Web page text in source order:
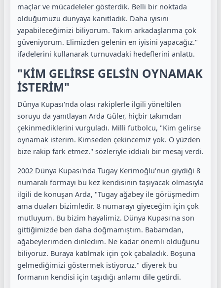
maçlar ve mücadeleler gösterdik. Belli bir noktada
olduğumuzu dünyaya kanıtladık. Daha iyisini
yapabileceğimizi biliyorum. Takım arkadaşlarıma çok
güveniyorum. Elimizden gelenin en iyisini yapacağız."
ifadelerini kullanarak turnuvadaki hedeflerini anlattı.
"KİM GELİRSE GELSİN OYNAMAK
İSTERİM"
Dünya Kupası'nda olası rakiplerle ilgili yöneltilen
soruyu da yanıtlayan Arda Güler, hiçbir takımdan
çekinmediklerini vurguladı. Milli futbolcu, "Kim gelirse
oynamak isterim. Kimseden çekincemiz yok. O yüzden
bize rakip fark etmez." sözleriyle iddialı bir mesaj verdi.
2002 Dünya Kupası'nda Tugay Kerimoğlu'nun giydiği 8
numaralı formayı bu kez kendisinin taşıyacak olmasıyla
ilgili de konuşan Arda, "Tugay ağabey ile görüşmedim
ama duaları bizimledir. 8 numarayı giyeceğim için çok
mutluyum. Bu bizim hayalimiz. Dünya Kupası'na son
gittiğimizde ben daha doğmamıştım. Babamdan,
ağabeylerimden dinledim. Ne kadar önemli olduğunu
biliyoruz. Buraya katılmak için çok çabaladık. Boşuna
gelmediğimizi göstermek istiyoruz." diyerek bu
formanın kendisi için taşıdığı anlamı dile getirdi.